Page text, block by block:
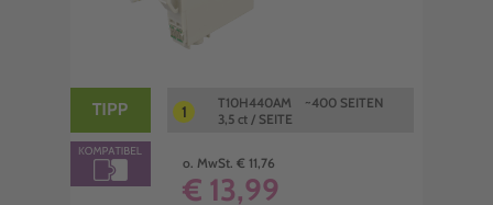
1
T10H440AM ~400 SEITEN
3,5 ct / SEITE
o. MwSt. € 11,76
€ 13,99